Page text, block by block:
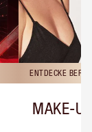
ENTDECKE
MAKE-